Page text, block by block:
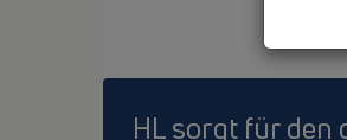
HL sorgt für den